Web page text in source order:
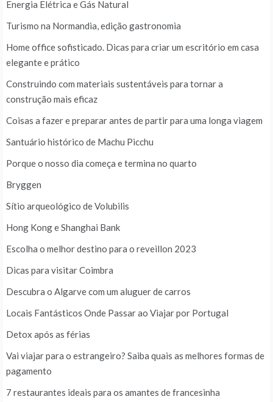
Energia Elétrica e Gás Natural
Turismo na Normandia, edição gastronomia
Home office sofisticado. Dicas para criar um escritório em casa
elegante e prático
Construindo com materiais sustentáveis para tornar a
construção mais eficaz
Coisas a fazer e preparar antes de partir para uma longa viagem
Santuário histórico de Machu Picchu
Porque o nosso dia começa e termina no quarto
Bryggen
Sítio arqueológico de Volubilis
Hong Kong e Shanghai Bank
Escolha o melhor destino para o reveillon 2023
Dicas para visitar Coimbra
Descubra o Algarve com um aluguer de carros
Locais Fantásticos Onde Passar ao Viajar por Portugal
Detox após as férias
Vai viajar para o estrangeiro? Saiba quais as melhores formas de
pagamento
7 restaurantes ideais para os amantes de francesinha